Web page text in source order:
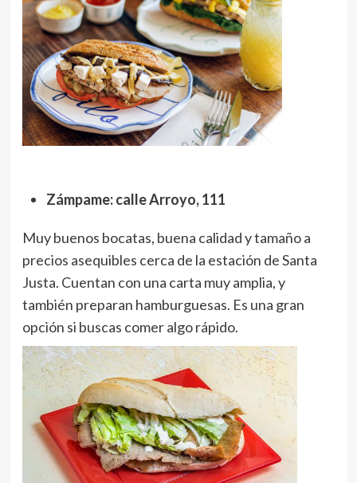
Zámpame: calle Arroyo, 111
Muy buenos bocatas, buena calidad y tamaño a
precios asequibles cerca de la estación de Santa
Justa. Cuentan con una carta muy amplia, y
también preparan hamburguesas. Es una gran
opción si buscas comer algo rápido.